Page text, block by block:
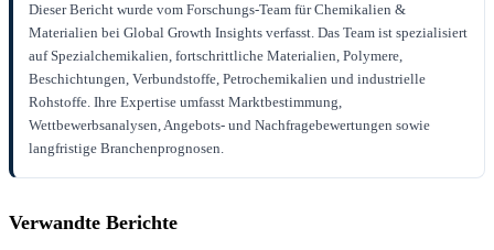
Dieser Bericht wurde vom Forschungs-Team für Chemikalien &
Materialien bei Global Growth Insights verfasst. Das Team ist spezialisiert
auf Spezialchemikalien, fortschrittliche Materialien, Polymere,
Beschichtungen, Verbundstoffe, Petrochemikalien und industrielle
Rohstoffe. Ihre Expertise umfasst Marktbestimmung,
Wettbewerbsanalysen, Angebots- und Nachfragebewertungen sowie
langfristige Branchenprognosen.
Verwandte Berichte